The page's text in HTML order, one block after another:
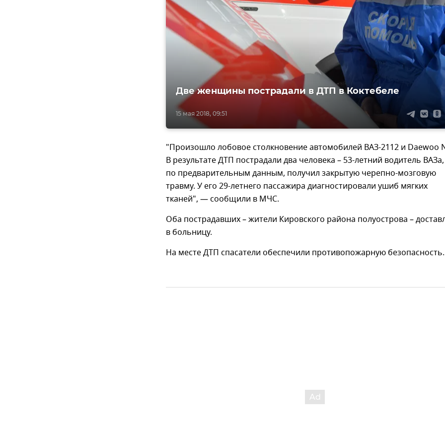
15 мая 2018, 09:51
Две женщины пострадали в ДТП в Коктебеле
"Произошло лобовое столкновение автомобилей ВАЗ-2112 и Daewoo
В результате ДТП пострадали два человека – 53-летний водитель ВАЗа,
по предварительным данным, получил закрытую черепно-мозговую
травму. У его 29-летнего пассажира диагностировали ушиб мягких
тканей", — сообщили в МЧС.
Оба пострадавших – жители Кировского района полуострова –
в больницу.
На месте ДТП спасатели обеспечили противопожарную безопасность.